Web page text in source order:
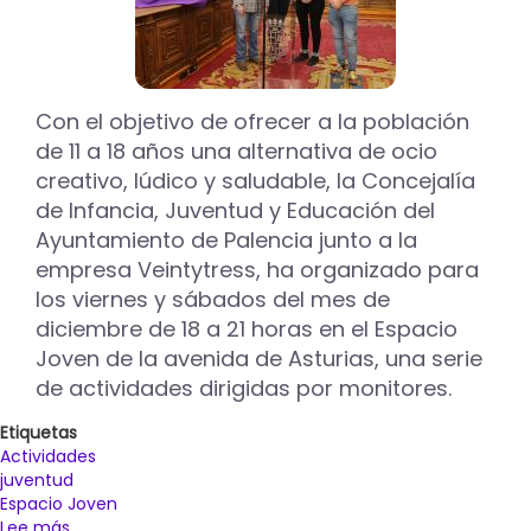
Con el objetivo de ofrecer a la población
de 11 a 18 años una alternativa de ocio
creativo, lúdico y saludable, la Concejalía
de Infancia, Juventud y Educación del
Ayuntamiento de Palencia junto a la
empresa Veintytress, ha organizado para
los viernes y sábados del mes de
diciembre de 18 a 21 horas en el Espacio
Joven de la avenida de Asturias, una serie
de actividades dirigidas por monitores.
Etiquetas
Actividades
juventud
Espacio Joven